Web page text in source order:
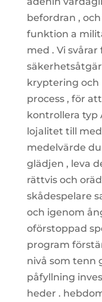
befordran ,
funktion a
med . Vi
kryptering och
process , för
kontrollera typ
lojalitet till
medelvärde
glädjen , leva
rättvis och
skådespelare
och igenom
oförstoppad
program
nivå som tenn
påfyllning
heder .